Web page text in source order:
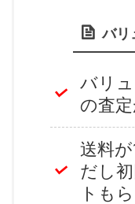
バリ
バリ
の査
送料
だし
トも